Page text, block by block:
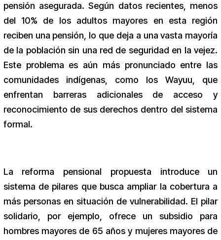
pensión asegurada. Según datos recientes, menos
del 10% de los adultos mayores en esta región
reciben una pensión, lo que deja a una vasta mayoría
de la población sin una red de seguridad en la vejez.
Este problema es aún más pronunciado entre las
comunidades indígenas, como los Wayuu, que
enfrentan barreras adicionales de acceso y
reconocimiento de sus derechos dentro del sistema
formal.
La reforma pensional propuesta introduce un
sistema de pilares que busca ampliar la cobertura a
más personas en situación de vulnerabilidad. El pilar
solidario, por ejemplo, ofrece un subsidio para
hombres mayores de 65 años y mujeres mayores de